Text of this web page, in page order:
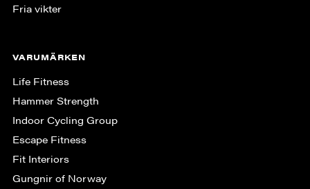
Fria vikter
VARUMÄRKEN
Life Fitness
Hammer Strength
Indoor Cycling Group
Escape Fitness
Fit Interiors
Gungnir of Norway